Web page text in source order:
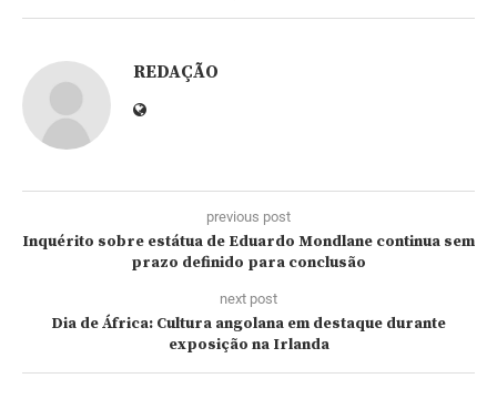
REDAÇÃO
previous post
Inquérito sobre estátua de Eduardo Mondlane continua sem
prazo definido para conclusão
next post
Dia de África: Cultura angolana em destaque durante
exposição na Irlanda